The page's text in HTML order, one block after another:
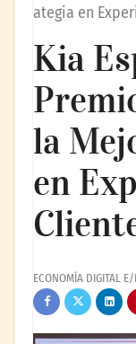
ategia en
Kia
la
en
ECONOMÍA DIGITAL E/